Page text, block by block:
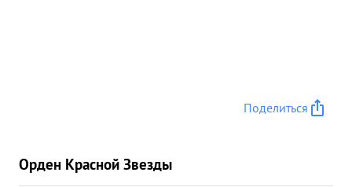
Поделиться
Орден Красной Звезды